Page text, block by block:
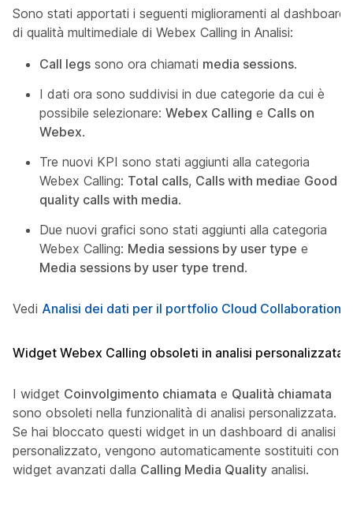
Sono stati apportati i seguenti miglioramenti al dashboard
di qualità multimediale di Webex Calling in Analisi:
Call legs sono ora chiamati media sessions.
I dati ora sono suddivisi in due categorie da cui è
possibile selezionare: Webex Calling e Calls on
Webex.
Tre nuovi KPI sono stati aggiunti alla categoria
Webex Calling: Total calls, Calls with mediae Good
quality calls with media.
Due nuovi grafici sono stati aggiunti alla categoria
Webex Calling: Media sessions by user type e
Media sessions by user type trend.
Vedi Analisi dei dati per il portfolio Cloud Collaboration
Widget Webex Calling obsoleti in analisi personalizzata
I widget Coinvolgimento chiamata e Qualità chiamata
sono obsoleti nella funzionalità di analisi personalizzata.
Se hai bloccato questi widget in un dashboard di analisi
personalizzato, vengono automaticamente sostituiti con
widget avanzati dalla Calling Media Quality analisi.